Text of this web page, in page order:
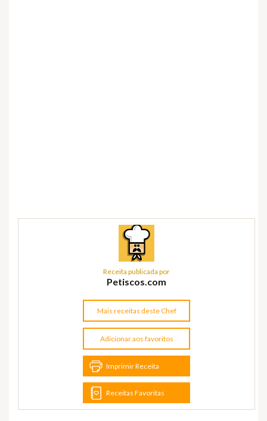
Receita publicada por
Petiscos.com
Mais receitas deste Chef
Adicionar aos favoritos
Imprimir Receita
Receitas Favoritas